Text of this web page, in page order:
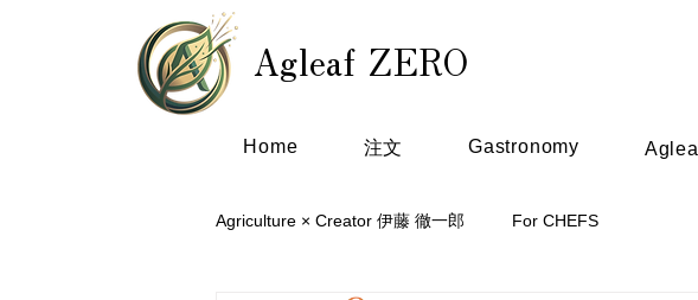
Agleaf ZERO
Home 注文 Gastronomy
Agriculture × Creator 伊藤 徹一郎 For CHEFS